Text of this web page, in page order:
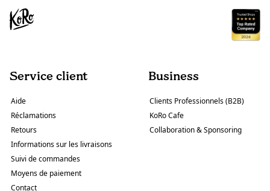
Service client
Aide
Réclamations
Retours
Informations sur les livraisons
Suivi de commandes
Moyens de paiement
Contact
Business
Clients Professionnels (B2B)
KoRo Cafe
Collaboration & Sponsoring